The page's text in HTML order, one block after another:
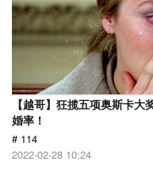
【越哥】狂揽五项奥斯卡
婚率！
# 114
2022-02-28 10:24